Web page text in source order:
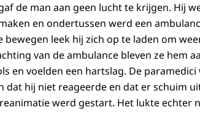
de man aan geen lucht te krijgen. Hij
en ondertussen werd een
leek hij zich op te laden om
van de ambulance bleven ze hem
en voelden een hartslag. De
dat hij niet reageerde en dat er schuim
werd gestart. Het lukte echter